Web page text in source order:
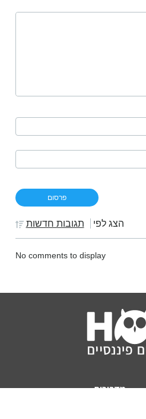
הצג לפי תגובות חדשות
No comments to display
מדריכים